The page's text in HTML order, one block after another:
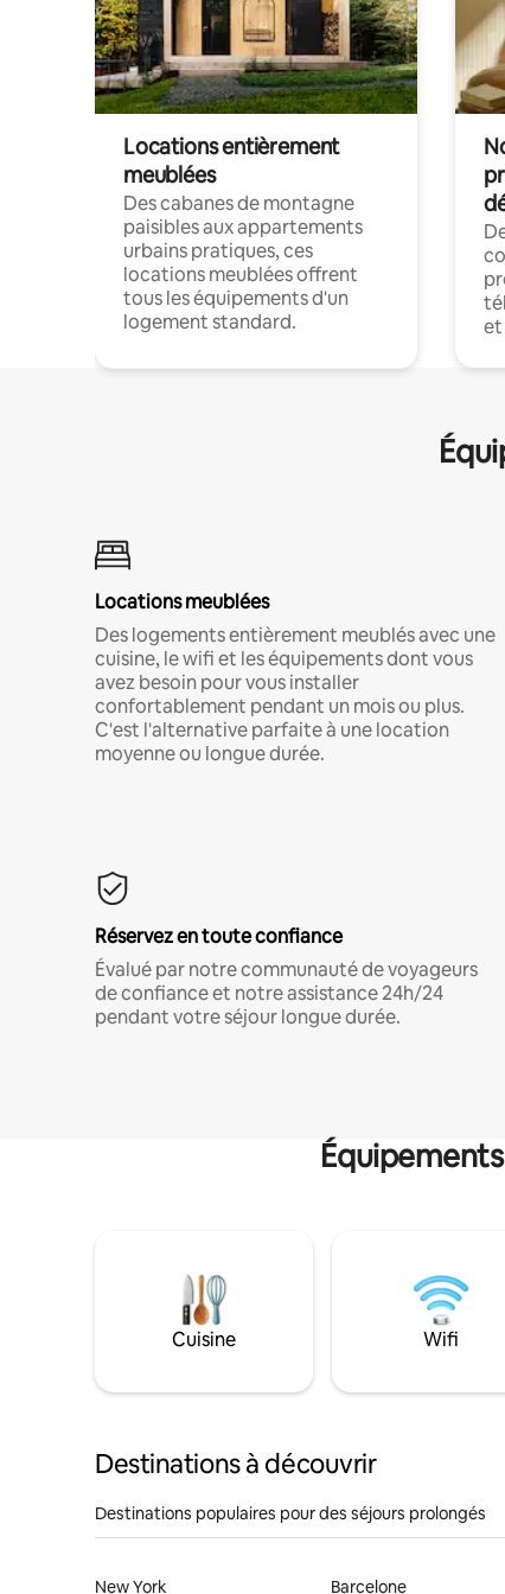
Locations entièrement
meublées
Des cabanes de montagne
paisibles aux appartements
urbains pratiques, ces
locations meublées offrent
tous les équipements d'un
logement standard.
et
Locations meublées
Des logements entièrement meublés avec une
cuisine, le wifi et les équipements dont vous
avez besoin pour vous installer
confortablement pendant un mois ou plus.
C'est l'alternative parfaite à une location
moyenne ou longue durée.
Réservez en toute confiance
Évalué par notre communauté de voyageurs
de confiance et notre assistance 24h/24
pendant votre séjour longue durée.
Cuisine Wifi
Destinations à découvrir
Destinations populaires pour des séjours prolongés
New York Barcelone